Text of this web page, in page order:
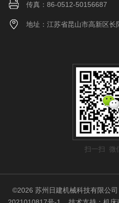
传真：86-0512-50156687
地址：江苏省昆山市高新区长
扫一扫 微
©2026 苏州日建机械科技有限公